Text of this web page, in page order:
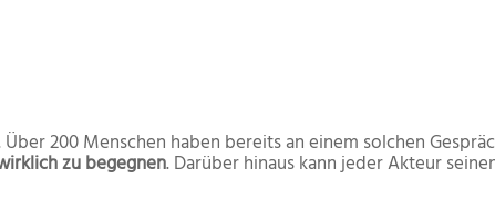
200 Menschen haben bereits an einem solchen
zu begegnen. Darüber hinaus kann jeder Akteur